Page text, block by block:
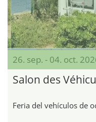
26. sep. - 04. oct.
Salon des
Feria del vehículos de